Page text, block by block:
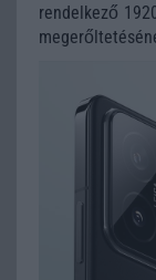
rendelkező